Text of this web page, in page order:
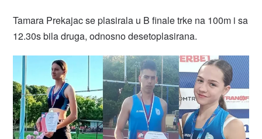
Tamara Prekajac se plasirala u B finale trke na 100m i sa
12.30s bila druga, odnosno desetoplasirana.